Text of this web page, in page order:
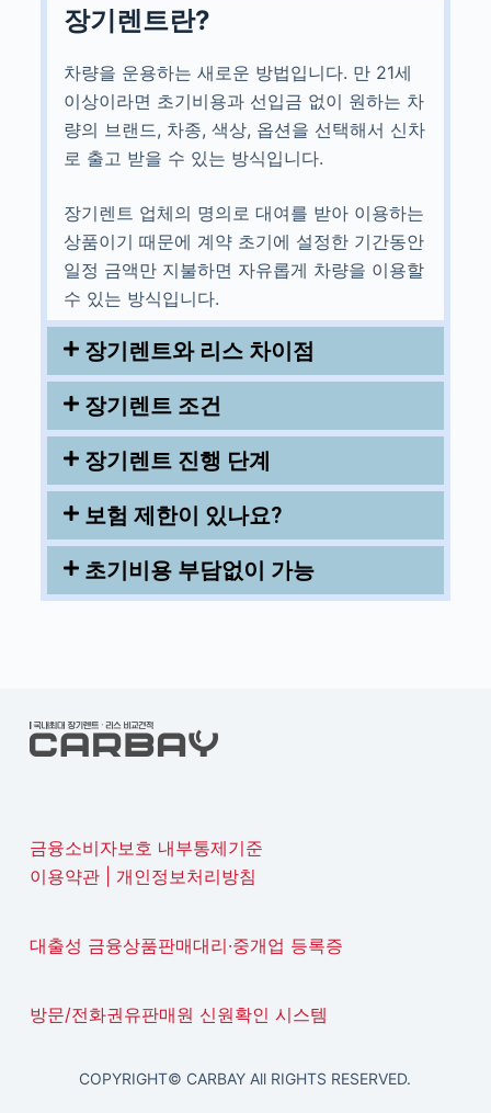
장기렌트란?
차량을 운용하는 새로운 방법입니다. 만 21세
이상이라면 초기비용과 선입금 없이 원하는 차
량의 브랜드, 차종, 색상, 옵션을 선택해서 신차
로 출고 받을 수 있는 방식입니다.
장기렌트 업체의 명의로 대여를 받아 이용하는
상품이기 때문에 계약 초기에 설정한 기간동안
일정 금액만 지불하면 자유롭게 차량을 이용할
수 있는 방식입니다.
장기렌트와 리스 차이점
장기렌트 조건
장기렌트 진행 단계
보험 제한이 있나요?
초기비용 부담없이 가능
금융소비자보호 내부통제기준
이용약관| 개인정보처리방침
대출성 금융상품판매대리·중개업 등록증
방문/전화권유판매원 신원확인 시스템
COPYRIGHT© CARBAY All RIGHTS RESERVED.